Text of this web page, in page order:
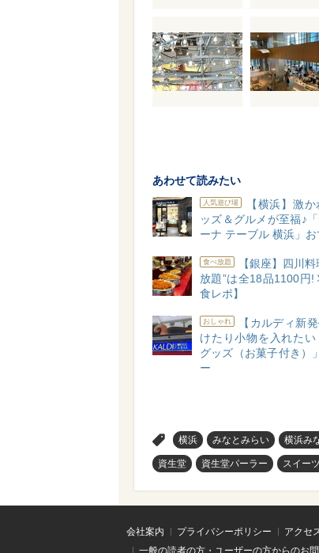
あわせて読みたい
人気遊び場
【横浜】激
ッズ＆グルメが至福♪
ーナ テーブル 横浜」
食べ放題
【銀座】四川
放題”は全18品1100円!
食レポ】
おしゃれ
【カルディ新
けたり小物を入れた
グッズ（お菓子付き）
ー
横浜 みなとみらい 横浜み
資生堂 資生堂パーラー スイーツ
会社案内 プライバシーポリシー アクセ
一般の読者の方・ユーザーの方からのお